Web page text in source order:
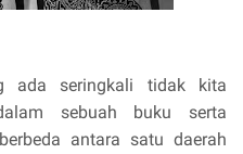
ada seringkali tidak kita
sebuah buku serta
antara satu daerah